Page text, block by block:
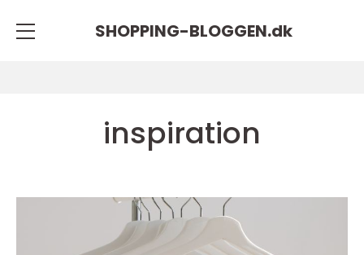
SHOPPING-BLOGGEN.dk
inspiration